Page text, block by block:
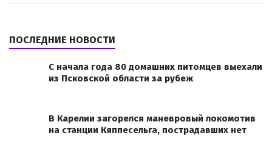
ПОСЛЕДНИЕ НОВОСТИ
С начала года 80 домашних питомцев выехали
из Псковской области за рубеж
В Карелии загорелся маневровый локомотив
на станции Кяппесельга, пострадавших нет